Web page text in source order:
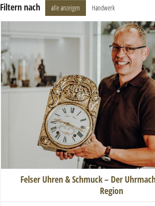
Filtern nach alle anzeigen Handwerk
Felser Uhren & Schmuck – Der
Region